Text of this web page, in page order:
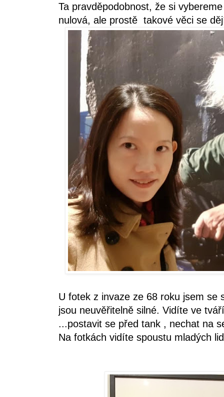
Ta pravděpodobnost, že si
nulová, ale prostě takové věci se
U fotek z invaze ze 68 roku jsem se
jsou neuvěřitelně silné. Vidíte ve
...postavit se před tank , nechat na
Na fotkách vidíte spoustu mladých